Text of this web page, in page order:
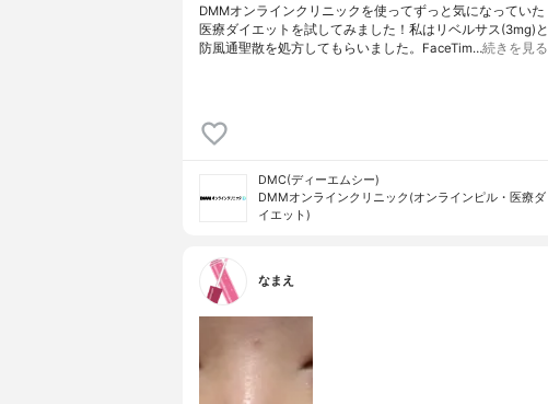
DMMオンラインクリニックを使ってずっと気になっていた
医療ダイエットを試してみました！私はリベルサス(3mg)と
防風通聖散を処方してもらいました。FaceTim…続きを見る
DMC(ディーエムシー)
DMMオンラインクリニック(オンラインピル・医療ダ
イエット)
なまえ